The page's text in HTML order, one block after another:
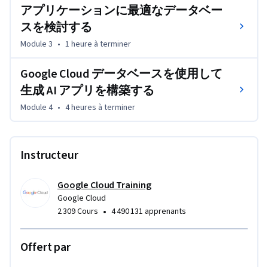
アプリケーションに最適なデータベー
スを検討する
Module 3 • 1 heure à terminer
Google Cloud データベースを使用して
生成 AI アプリを構築する
Module 4 • 4 heures à terminer
Instructeur
Google Cloud Training
Google Cloud
2 309 Cours • 4 490 131 apprenants
Offert par